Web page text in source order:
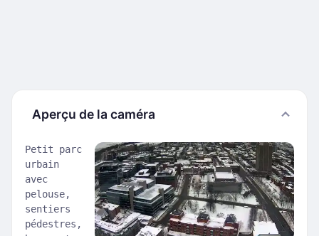
Aperçu de la caméra
Petit parc
urbain
avec
pelouse,
sentiers
pédestres,